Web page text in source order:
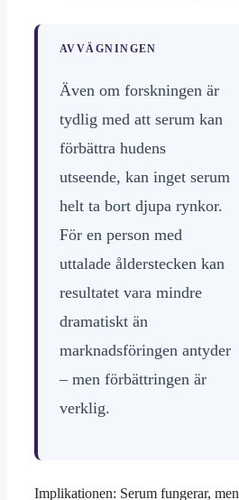
AVVÄGNINGEN
Även om forskningen är
tydlig med att serum kan
förbättra hudens
utseende, kan inget serum
helt ta bort djupa rynkor.
För en person med
uttalade ålderstecken kan
resultatet vara mindre
dramatiskt än
marknadsföringen antyder
– men förbättringen är
verklig.
Implikationen: Serum fungerar, men